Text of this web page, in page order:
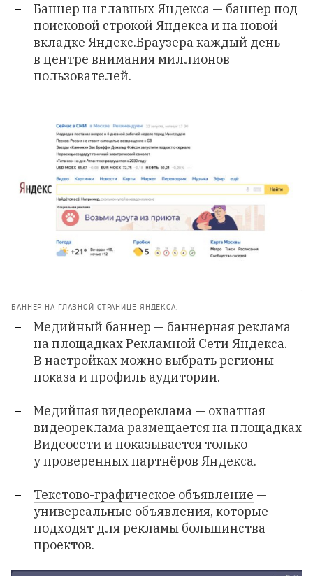
Баннер на главных Яндекса — баннер под
поисковой строкой Яндекса и на новой
вкладке Яндекс.Браузера каждый день
в центре внимания миллионов
пользователей.
БАННЕР НА ГЛАВНОЙ СТРАНИЦЕ ЯНДЕКСА.
Медийный баннер — баннерная реклама
на площадках Рекламной Сети Яндекса.
В настройках можно выбрать регионы
показа и профиль аудитории.
Медийная видеореклама — охватная
видеореклама размещается на площадках
Видеосети и показывается только
у проверенных партнёров Яндекса.
Текстово-графическое объявление —
универсальные объявления, которые
подходят для рекламы большинства
проектов.